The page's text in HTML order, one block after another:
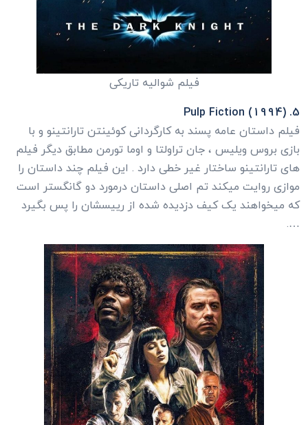
فیلم شوالیه تاریکی
5. Pulp Fiction (1994)
فیلم داستان عامه پسند به کارگردانی کوئینتن تارانتینو و با
بازی بروس ویلیس ، جان تراولتا و اوما تورمن مطابق دیگر فیلم
های تارانتینو ساختار غیر خطی دارد . این فیلم چند داستان را
موازی روایت میکند تم اصلی داستان درمورد دو گانگستر است
که میخواهند یک کیف دزدیده شده از رییسشان را پس بگیرد
….